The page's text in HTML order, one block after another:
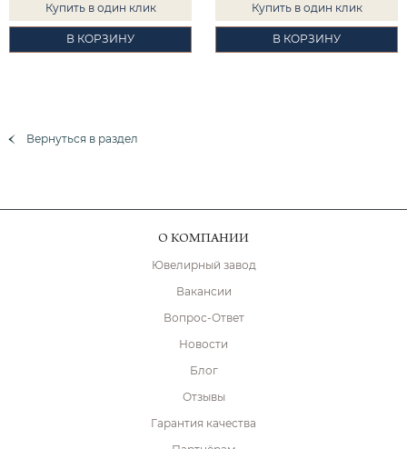
Купить в один клик
В КОРЗИНУ
Купить в один клик
В КОРЗИНУ
Вернуться в раздел
О КОМПАНИИ
Ювелирный завод
Вакансии
Вопрос-Ответ
Новости
Блог
Отзывы
Гарантия качества